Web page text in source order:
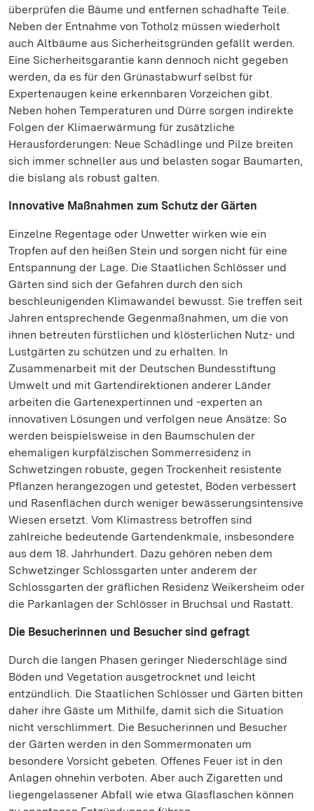
überprüfen die Bäume und entfernen schadhafte Teile.
Neben der Entnahme von Totholz müssen wiederholt
auch Altbäume aus Sicherheitsgründen gefällt werden.
Eine Sicherheitsgarantie kann dennoch nicht gegeben
werden, da es für den Grünastabwurf selbst für
Expertenaugen keine erkennbaren Vorzeichen gibt.
Neben hohen Temperaturen und Dürre sorgen indirekte
Folgen der Klimaerwärmung für zusätzliche
Herausforderungen: Neue Schädlinge und Pilze breiten
sich immer schneller aus und belasten sogar Baumarten,
die bislang als robust galten.
Innovative Maßnahmen zum Schutz der Gärten
Einzelne Regentage oder Unwetter wirken wie ein
Tropfen auf den heißen Stein und sorgen nicht für eine
Entspannung der Lage. Die Staatlichen Schlösser und
Gärten sind sich der Gefahren durch den sich
beschleunigenden Klimawandel bewusst. Sie treffen seit
Jahren entsprechende Gegenmaßnahmen, um die von
ihnen betreuten fürstlichen und klösterlichen Nutz- und
Lustgärten zu schützen und zu erhalten. In
Zusammenarbeit mit der Deutschen Bundesstiftung
Umwelt und mit Gartendirektionen anderer Länder
arbeiten die Gartenexpertinnen und -experten an
innovativen Lösungen und verfolgen neue Ansätze: So
werden beispielsweise in den Baumschulen der
ehemaligen kurpfälzischen Sommerresidenz in
Schwetzingen robuste, gegen Trockenheit resistente
Pflanzen herangezogen und getestet, Böden verbessert
und Rasenflächen durch weniger bewässerungsintensive
Wiesen ersetzt. Vom Klimastress betroffen sind
zahlreiche bedeutende Gartendenkmale, insbesondere
aus dem 18. Jahrhundert. Dazu gehören neben dem
Schwetzinger Schlossgarten unter anderem der
Schlossgarten der gräflichen Residenz Weikersheim oder
die Parkanlagen der Schlösser in Bruchsal und Rastatt.
Die Besucherinnen und Besucher sind gefragt
Durch die langen Phasen geringer Niederschläge sind
Böden und Vegetation ausgetrocknet und leicht
entzündlich. Die Staatlichen Schlösser und Gärten bitten
daher ihre Gäste um Mithilfe, damit sich die Situation
nicht verschlimmert. Die Besucherinnen und Besucher
der Gärten werden in den Sommermonaten um
besondere Vorsicht gebeten. Offenes Feuer ist in den
Anlagen ohnehin verboten. Aber auch Zigaretten und
liegengelassener Abfall wie etwa Glasflaschen können